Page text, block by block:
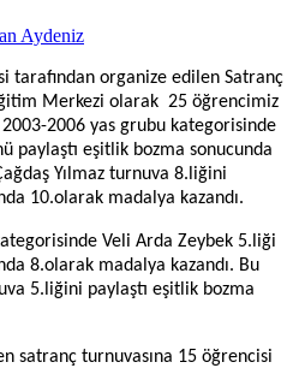
Aydeniz
tarafından organize edilen Satranç
Merkezi olarak 25 öğrencimiz
2003-2006 yas grubu kategorisinde
paylaştı eşitlik bozma sonucunda
Yılmaz turnuva 8.liğini
10.olarak madalya kazandı.
Veli Arda Zeybek 5.liği
8.olarak madalya kazandı. Bu
5.liğini paylaştı eşitlik bozma
satranç turnuvasına 15 öğrencisi